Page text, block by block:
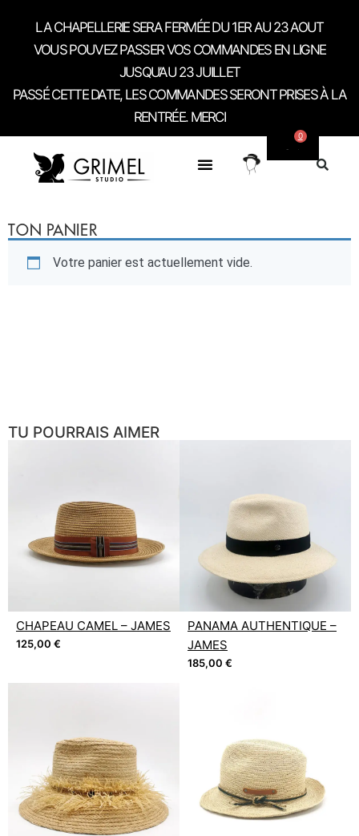
LA CHAPELLERIE SERA FERMÉE DU 1ER AU 23 AOUT
VOUS POUVEZ PASSER VOS COMMANDES EN LIGNE
JUSQU’AU 23 JUILLET
PASSÉ CETTE DATE, LES COMMANDES SERONT PRISES À LA
RENTRÉE. MERCI
0
TON PANIER
Votre panier est actuellement vide.
TU POURRAIS AIMER
CHAPEAU CAMEL – JAMES
125,00 €
PANAMA AUTHENTIQUE –
JAMES
185,00 €